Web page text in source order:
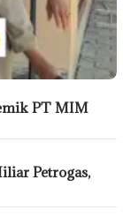
PT MIM
Petrogas,